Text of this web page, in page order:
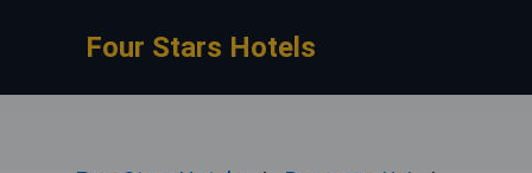
Four Stars Hotels